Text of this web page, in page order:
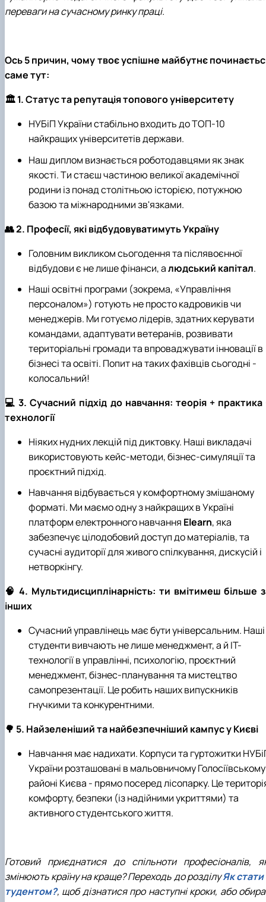
переваги на сучасному ринку праці.
Ось 5 причин, чому твоє успішне майбутнє
саме тут:
🏛️ 1. Статус та репутація топового університету
НУБіП України стабільно входить до ТОП-10
найкращих університетів держави.
Наш диплом визнається роботодавцями як знак
якості. Ти стаєш частиною великої академічної
родини із понад столітньою історією, потужною
базою та міжнародними зв'язками.
👥 2. Професії, які відбудовуватимуть Україну
Головним викликом сьогодення та післявоєнної
відбудови є не лише фінанси, алюдський капітал.
Наші освітні програми (зокрема, «Управління
персоналом») готують не просто кадровиків чи
менеджерів. Ми готуємо лідерів, здатних керувати
командами, адаптувати ветеранів, розвивати
територіальні громади та впроваджувати інновації в
бізнесі та освіті. Попит на таких фахівців сьогодні -
колосальний!
💻 3. Сучасний підхід до навчання: теорія + практика
технології
Ніяких нудних лекцій під диктовку. Наші викладачі
використовують кейс-методи, бізнес-симуляції та
проєктний підхід.
Навчання відбувається у комфортному змішаному
форматі. Ми маємо одну з найкращих в Україні
платформ електронного навчання Elearn, яка
забезпечує цілодобовий доступ до матеріалів, та
сучасні аудиторії для живого спілкування, дискусій і
нетворкінгу.
🧠 4. Мультидисциплінарність: ти вмітимеш більше
інших
Сучасний управлінець має бути універсальним. Наші
студенти вивчають не лише менеджмент, а й ІТ-
технології в управлінні, психологію, проєктний
менеджмент, бізнес-планування та мистецтво
самопрезентації. Це робить наших випускників
гнучкими та конкурентними.
🌳 5. Найзеленіший та найбезпечніший кампус у Києві
Навчання має надихати. Корпуси та гуртожитки
України розташовані в мальовничому Голосіївському
районі Києва - прямо посеред лісопарку. Це
комфорту, безпеки (із надійними укриттями) та
активного студентського життя.
Готовий приєднатися до спільноти професіоналів,
змінюють країну на краще? Переходь до розділуЯк стати
тудентом?, щоб дізнатися про наступні кроки, або